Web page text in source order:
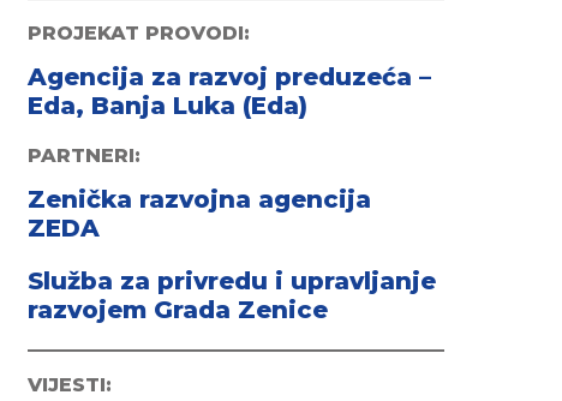
PROJEKAT PROVODI:
Agencija za razvoj preduzeća –
Eda, Banja Luka (Eda)
PARTNERI:
Zenička razvojna agencija
ZEDA
Služba za privredu i upravljanje
razvojem Grada Zenice
VIJESTI: